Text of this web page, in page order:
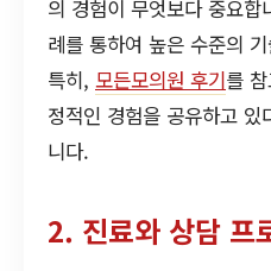
의 경험이 무엇보다 중요
례를 통하여 높은 수준의
특히, 모든모의원 후기를
정적인 경험을 공유하고
니다.
2. 진료와 상담 프